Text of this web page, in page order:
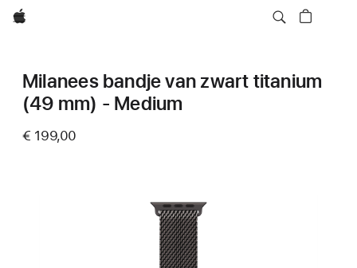
Apple
Milanees bandje van zwart titanium
(49 mm) - Medium
€ 199,00